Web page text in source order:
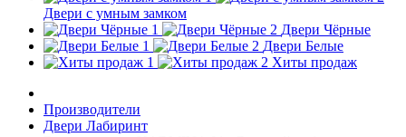
Двери с умным замком
Двери Чёрные
Двери Белые
Хиты продаж
Производители
Двери Лабиринт